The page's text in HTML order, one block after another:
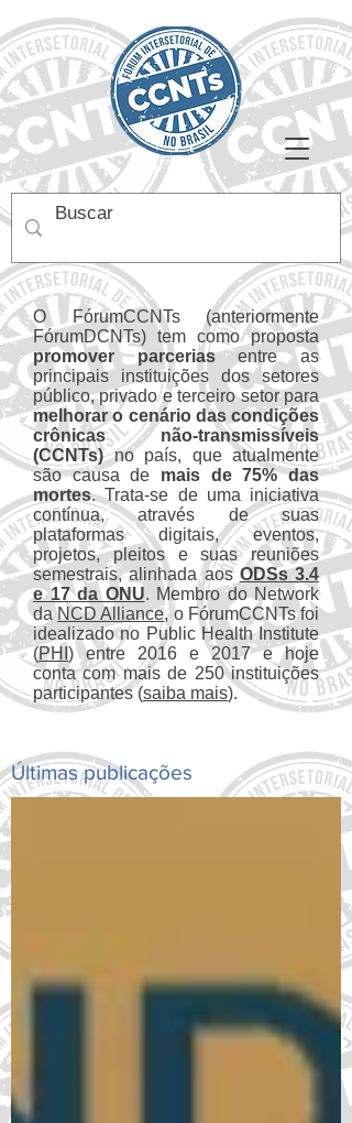
O FórumCCNTs (anteriormente
FórumDCNTs) tem como proposta
promover parceriasentre as
principais instituições dos setores
público, privado e terceiro setor para
melhorar o cenário das condições
crônicas não-transmissíveis
(CCNTs)no país, que atualmente
são causa de mais de 75% das
mortes. Trata-se de uma iniciativa
contínua, através de suas
plataformas digitais, eventos,
projetos, pleitos e suas reuniões
semestrais, alinhada aos ODSs 3.4
e 17 da ONU. Membro do Network
daNCD Alliance, o FórumCCNTs foi
idealizado no Public Health Institute
(PHI ) entre 2016 e 2017 e hoje
conta com mais de 250 instituições
participantes (saiba mais).
Últimas publicações